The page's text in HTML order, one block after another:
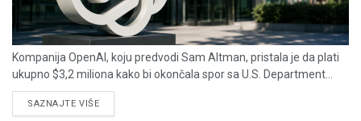
Kompanija OpenAI, koju predvodi Sam Altman, pristala je da plati
ukupno $3,2 miliona kako bi okončala spor sa U.S. Department...
SAZNAJTE VIŠEDETAILS